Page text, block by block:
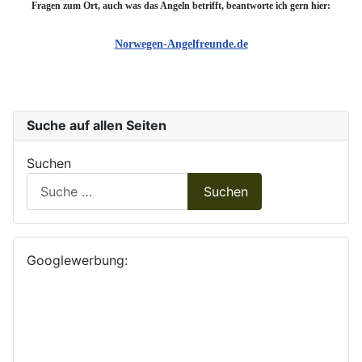
Fragen zum Ort, auch was das Angeln betrifft, beantworte ich gern hier:
Norwegen-Angelfreunde.de
Suche auf allen Seiten
Suchen
Suchen
Googlewerbung: